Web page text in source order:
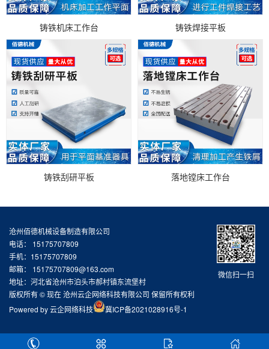
铸铁机床工作台 铸铁焊接平板
铸铁刮研平板 落地镗床工作台
微信扫一扫
沧州佰德机械设备制造有限公司
电话： 15175707809
手机：15175707809
邮箱： 15175707809@163.com
地址：河北省沧州市泊头市郝村镇东流堡村
版权所有 © 现在 沧州云企网络科技有限公司 保留所有权利
Powered by云企网络科技 冀ICP备2021028916号-1